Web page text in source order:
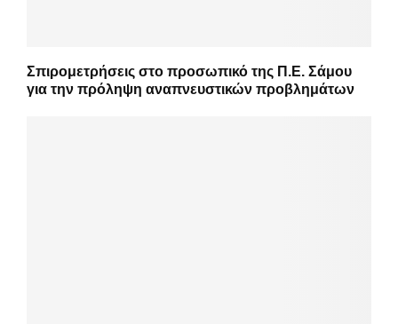
Σπιρομετρήσεις στο προσωπικό της Π.Ε. Σάμου
για την πρόληψη αναπνευστικών προβλημάτων